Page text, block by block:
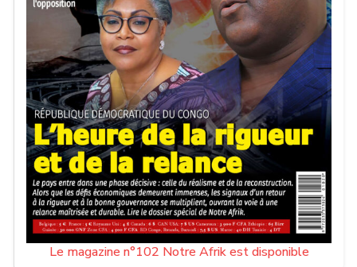
Le magazine n°102 Notre Afrik est disponible